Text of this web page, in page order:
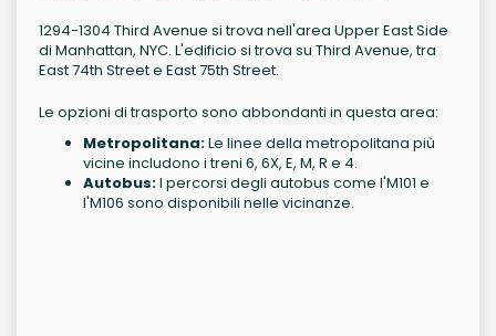
1294-1304 Third Avenue si trova nell'area Upper East Side
di Manhattan, NYC. L'edificio si trova su Third Avenue, tra
East 74th Street e East 75th Street.
Le opzioni di trasporto sono abbondanti in questa area:
Metropolitana:Le linee della metropolitana più
vicine includono i treni 6, 6X, E, M, R e 4.
Autobus:I percorsi degli autobus come l'M101 e
l'M106 sono disponibili nelle vicinanze.